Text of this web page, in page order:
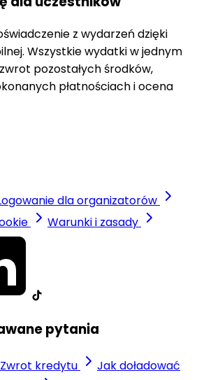
z wydarzeń dzięki
Wszystkie wydatki w jednym
pozostałych środków,
płatnościach i ocena
dla organizatorów
Warunki i zasady
pytania
Zwrot kredytu
Jak doładować